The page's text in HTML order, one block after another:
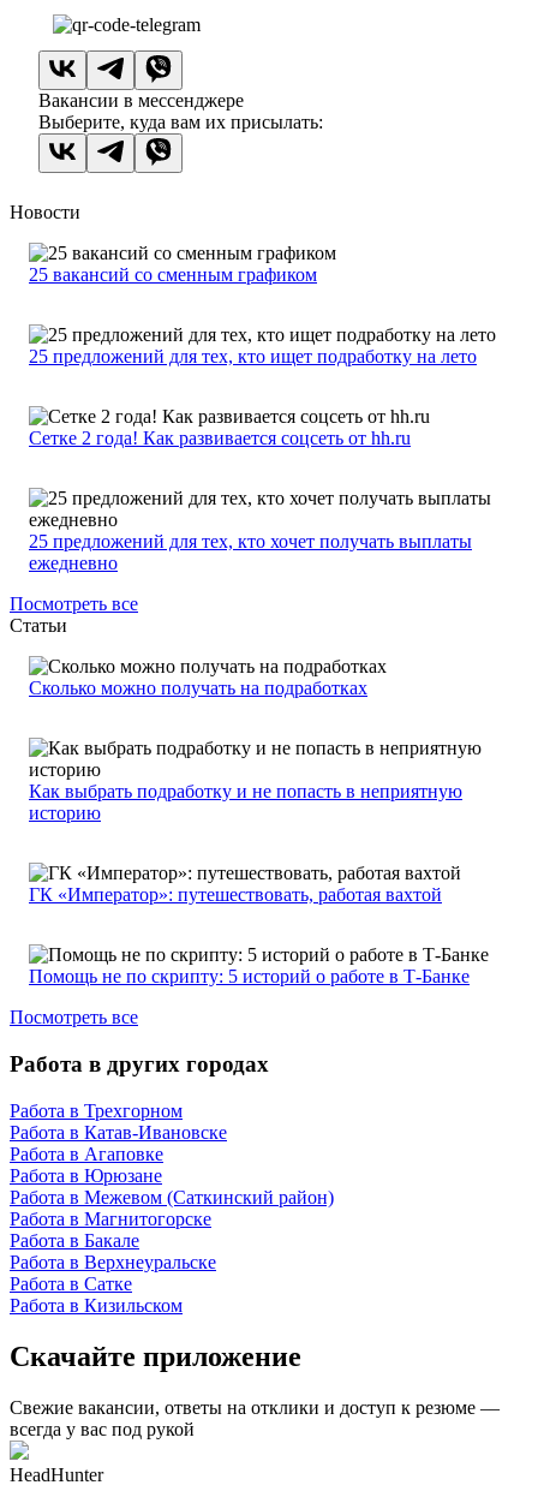
Вакансии в мессенджере
Выберите, куда вам их присылать:
Новости
25 вакансий со сменным графиком
25 предложений для тех, кто ищет подработку на лето
Сетке 2 года! Как развивается соцсеть от hh.ru
25 предложений для тех, кто хочет получать выплаты
ежедневно
Посмотреть все
Статьи
Сколько можно получать на подработках
Как выбрать подработку и не попасть в неприятную
историю
ГК «Император»: путешествовать, работая вахтой
Помощь не по скрипту: 5 историй о работе в Т-Банке
Посмотреть все
Работа в других городах
Работа в Трехгорном
Работа в Катав-Ивановске
Работа в Агаповке
Работа в Юрюзане
Работа в Межевом (Саткинский район)
Работа в Магнитогорске
Работа в Бакале
Работа в Верхнеуральске
Работа в Сатке
Работа в Кизильском
Скачайте приложение
Свежие вакансии, ответы на отклики и доступ к резюме —
всегда у вас под рукой
HeadHunter